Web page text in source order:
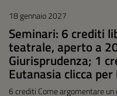
18 gennaio 2027
Seminari: 6 crediti
teatrale, aperto a
Giurisprudenza; 1
Eutanasia clicca
6 crediti Come argomentare